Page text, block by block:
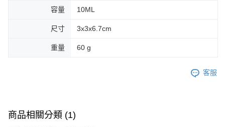
容量 10ML
尺寸 3x3x6.7cm
重量 60 g
客服
商品相關分類 (1)